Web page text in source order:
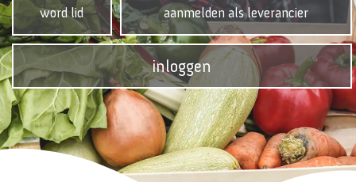
word lid aanmelden als leverancier
inloggen